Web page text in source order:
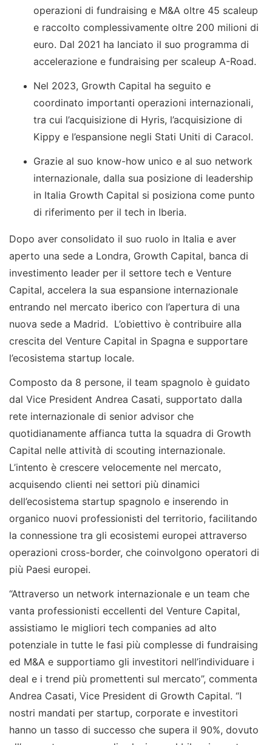
operazioni di fundraising e M&A oltre 45 scaleup
e raccolto complessivamente oltre 200 milioni di
euro. Dal 2021 ha lanciato il suo programma di
accelerazione e fundraising per scaleup A-Road.
Nel 2023, Growth Capital ha seguito e
coordinato importanti operazioni internazionali,
tra cui l’acquisizione di Hyris, l’acquisizione di
Kippy e l’espansione negli Stati Uniti di Caracol.
Grazie al suo know-how unico e al suo network
internazionale, dalla sua posizione di leadership
in Italia Growth Capital si posiziona come punto
di riferimento per il tech in Iberia.
Dopo aver consolidato il suo ruolo in Italia e aver
aperto una sede a Londra, Growth Capital, banca di
investimento leader per il settore tech e Venture
Capital, accelera la sua espansione internazionale
entrando nel mercato iberico con l’apertura di una
nuova sede a Madrid. L’obiettivo è contribuire alla
crescita del Venture Capital in Spagna e supportare
l’ecosistema startup locale.
Composto da 8 persone, il team spagnolo è guidato
dal Vice President Andrea Casati, supportato dalla
rete internazionale di senior advisor che
quotidianamente affianca tutta la squadra di Growth
Capital nelle attività di scouting internazionale.
L’intento è crescere velocemente nel mercato,
acquisendo clienti nei settori più dinamici
dell’ecosistema startup spagnolo e inserendo in
organico nuovi professionisti del territorio, facilitando
la connessione tra gli ecosistemi europei attraverso
operazioni cross-border, che coinvolgono operatori di
più Paesi europei.
“Attraverso un network internazionale e un team che
vanta professionisti eccellenti del Venture Capital,
assistiamo le migliori tech companies ad alto
potenziale in tutte le fasi più complesse di fundraising
ed M&A e supportiamo gli investitori nell’individuare i
deal e i trend più promettenti sul mercato”, commenta
Andrea Casati, Vice President di Growth Capital. “I
nostri mandati per startup, corporate e investitori
hanno un tasso di successo che supera il 90%, dovuto